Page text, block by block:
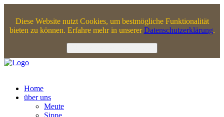
Diese Website nutzt Cookies, um bestmögliche Funktionalität
bieten zu können. Erfahre mehr in unsererDatenschutzerklärung.
Home
über uns
Meute
Sippe